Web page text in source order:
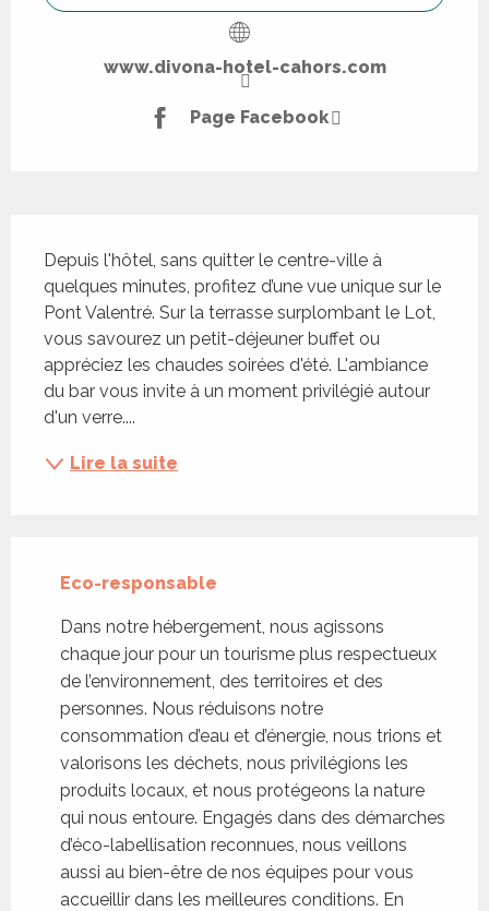
www.divona-hotel-cahors.com
Page Facebook
Depuis l'hôtel, sans quitter le centre-ville à
quelques minutes, profitez d’une vue unique sur le
Pont Valentré. Sur la terrasse surplombant le Lot,
vous savourez un petit-déjeuner buffet ou
appréciez les chaudes soirées d'été. L'ambiance
du bar vous invite à un moment privilégié autour
d'un verre....
Lire la suite
Eco-responsable
Dans notre hébergement, nous agissons
chaque jour pour un tourisme plus respectueux
de l’environnement, des territoires et des
personnes. Nous réduisons notre
consommation d’eau et d’énergie, nous trions et
valorisons les déchets, nous privilégions les
produits locaux, et nous protégeons la nature
qui nous entoure. Engagés dans des démarches
d’éco-labellisation reconnues, nous veillons
aussi au bien-être de nos équipes pour vous
accueillir dans les meilleures conditions. En